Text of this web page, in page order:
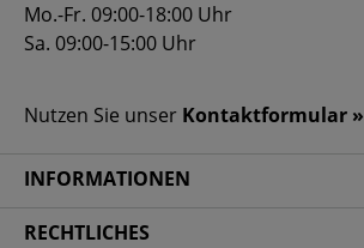
Mo.-Fr. 09:00-18:00 Uhr
Sa. 09:00-15:00 Uhr
Nutzen Sie unser Kontaktformular »
INFORMATIONEN
RECHTLICHES